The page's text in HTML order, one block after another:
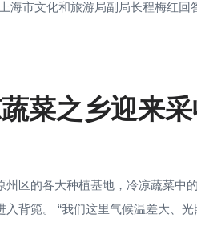
海市文化和旅游局副局长程梅红回
菜之乡迎来
区的各大种植基地，冷凉蔬菜中
背篼。 “我们这里气候温差大、